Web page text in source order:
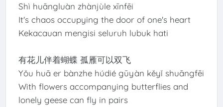
Shì huāngluàn zhànjùle xīnfēi
It's chaos occupying the door of one's heart
Kekacauan mengisi seluruh lubuk hati
有花儿伴着蝴蝶 孤雁可以双飞
Yǒu huā er bànzhe húdié gūyàn kěyǐ shuāngfēi
With flowers accompanying butterflies and
lonely geese can fly in pairs